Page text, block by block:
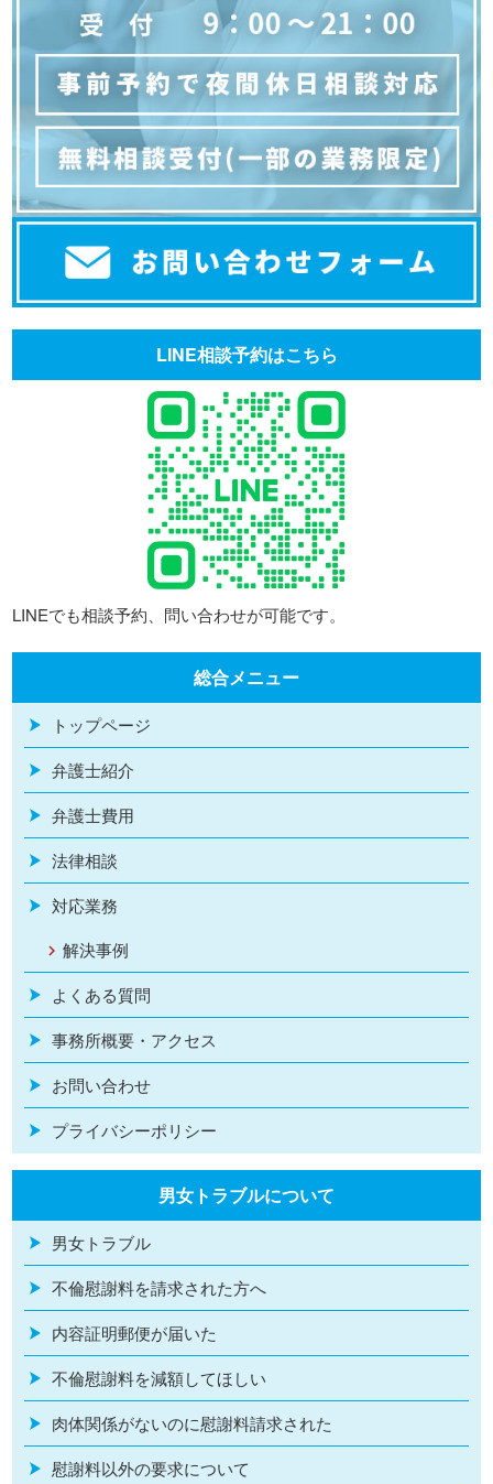
LINE相談予約はこちら
LINEでも相談予約、問い合わせが可能です。
総合メニュー
トップページ
弁護士紹介
弁護士費用
法律相談
対応業務
解決事例
よくある質問
事務所概要・アクセス
お問い合わせ
プライバシーポリシー
男女トラブルについて
男女トラブル
不倫慰謝料を請求された方へ
内容証明郵便が届いた
不倫慰謝料を減額してほしい
肉体関係がないのに慰謝料請求された
慰謝料以外の要求について